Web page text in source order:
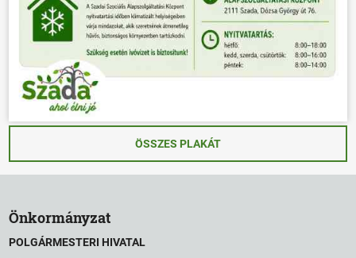
ÖSSZES PLAKÁT
Önkormányzat
POLGÁRMESTERI HIVATAL